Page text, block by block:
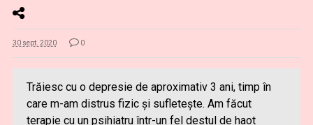
30 sept. 2020 0
Trăiesc cu o depresie de aproximativ 3 ani, timp în
care m-am distrus fizic și sufletește. Am făcut
terapie cu un psihiatru într-un fel destul de haot